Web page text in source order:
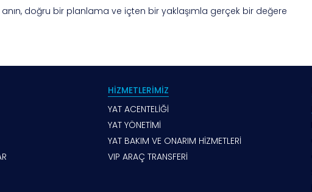
doğru bir planlama ve içten bir yaklaşımla gerçek bir değere
HİZMETLERİMİZ
YAT ACENTELİĞİ
YAT YÖNETİMİ
YAT BAKIM VE ONARIM HİZMETLERİ
VIP ARAÇ TRANSFERİ